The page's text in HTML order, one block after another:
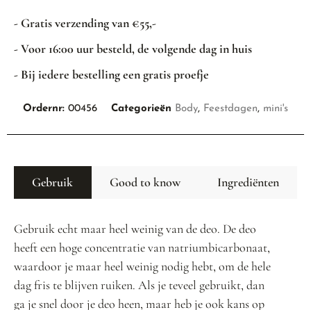
- Gratis verzending van €55,-
- Voor 16:00 uur besteld, de volgende dag in huis
- Bij iedere bestelling een gratis proefje
Ordernr: 00456 Categorieën Body, Feestdagen, mini's
Gebruik Good to know Ingrediënten
Gebruik echt maar heel weinig van de deo. De deo
heeft een hoge concentratie van natriumbicarbonaat,
waardoor je maar heel weinig nodig hebt, om de hele
dag fris te blijven ruiken. Als je teveel gebruikt, dan
ga je snel door je deo heen, maar heb je ook kans op